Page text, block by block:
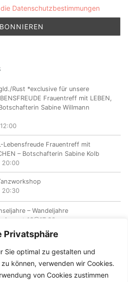
Privatsphäre
Sie optimal zu gestalten und
können, verwenden wir Cookies.
von Cookies zustimmen
Datenschutzbestimmungen
Rust *exclusive für unsere
Frauentreff mit LEBEN,
Sabine Willmann
12:00
Lebensfreude Frauentreff mit
– Botschafterin Sabine Kolb
20:00
20:30
– Wandeljahre
August 16@17:00